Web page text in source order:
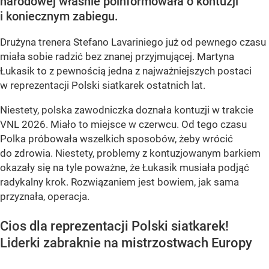
i koniecznym zabiegu.
Drużyna trenera Stefano Lavariniego już od pewnego czasu
miała sobie radzić bez znanej przyjmującej. Martyna
Łukasik to z pewnością jedna z najważniejszych postaci
w reprezentacji Polski siatkarek ostatnich lat.
Niestety, polska zawodniczka doznała kontuzji w trakcie
VNL 2026. Miało to miejsce w czerwcu. Od tego czasu
Polka próbowała wszelkich sposobów, żeby wrócić
do zdrowia. Niestety, problemy z kontuzjowanym barkiem
okazały się na tyle poważne, że Łukasik musiała podjąć
radykalny krok. Rozwiązaniem jest bowiem, jak sama
przyznała, operacja.
Cios dla reprezentacji Polski siatkarek!
Liderki zabraknie na mistrzostwach Europy